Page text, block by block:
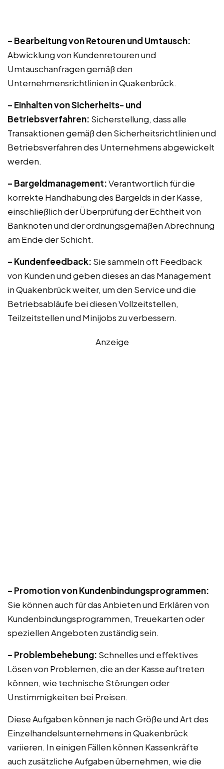
– Bearbeitung von Retouren und Umtausch:
Abwicklung von Kundenretouren und
Umtauschanfragen gemäß den
Unternehmensrichtlinien in Quakenbrück.
– Einhalten von Sicherheits- und
Betriebsverfahren: Sicherstellung, dass alle
Transaktionen gemäß den Sicherheitsrichtlinien und
Betriebsverfahren des Unternehmens abgewickelt
werden.
– Bargeldmanagement:Verantwortlich für die
korrekte Handhabung des Bargelds in der Kasse,
einschließlich der Überprüfung der Echtheit von
Banknoten und der ordnungsgemäßen Abrechnung
am Ende der Schicht.
– Kundenfeedback: Sie sammeln oft Feedback
von Kunden und geben dieses an das Management
in Quakenbrück weiter, um den Service und die
Betriebsabläufe bei diesen Vollzeitstellen,
Teilzeitstellen und Minijobs zu verbessern.
Anzeige
– Promotion von Kundenbindungsprogrammen:
Sie können auch für das Anbieten und Erklären von
Kundenbindungsprogrammen, Treuekarten oder
speziellen Angeboten zuständig sein.
– Problembehebung: Schnelles und effektives
Lösen von Problemen, die an der Kasse auftreten
können, wie technische Störungen oder
Unstimmigkeiten bei Preisen.
Diese Aufgaben können je nach Größe und Art des
Einzelhandelsunternehmens in Quakenbrück
variieren. In einigen Fällen können Kassenkräfte
auch zusätzliche Aufgaben übernehmen, wie die